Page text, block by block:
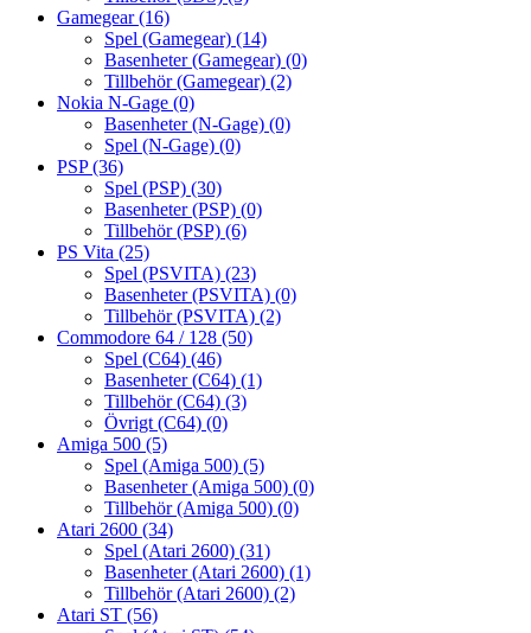
Gamegear(16)
Spel (Gamegear) (14)
Basenheter (Gamegear) (0)
Tillbehör (Gamegear) (2)
Nokia N-Gage (0)
Basenheter (N-Gage) (0)
Spel (N-Gage) (0)
PSP(36)
Spel (PSP) (30)
Basenheter (PSP) (0)
Tillbehör (PSP) (6)
PS Vita (25)
Spel (PSVITA) (23)
Basenheter (PSVITA) (0)
Tillbehör (PSVITA) (2)
Commodore 64 / 128 (50)
Spel (C64) (46)
Basenheter (C64) (1)
Tillbehör (C64) (3)
Övrigt (C64) (0)
Amiga 500 (5)
Spel (Amiga 500) (5)
Basenheter (Amiga 500) (0)
Tillbehör (Amiga 500) (0)
Atari 2600 (34)
Spel (Atari 2600) (31)
Basenheter (Atari 2600) (1)
Tillbehör (Atari 2600) (2)
Atari ST (56)